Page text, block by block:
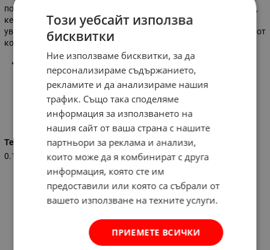
покритие, диаметър 33 мм. Използва се за пробиване на фаянс,
керамика, порцелан и теракот. Диамантеното покритие
увеличава производителността и запазва по-остър режещ ръб от
конвенционалните карбидни или биметални боркорони.
Характеристики
Тегло (кг.)
0.100
Този уебсайт използва
бисквитки
Ние използваме бисквитки, за да
персонализираме съдържанието,
рекламите и да анализираме нашия
трафик. Също така споделяме
информация за използването на
нашия сайт от ваша страна с нашите
партньори за реклама и анализи,
които може да я комбинират с друга
информация, която сте им
предоставили или която са събрали от
вашето използване на техните услуги.
ПРИЕМЕТЕ ВСИЧКИ